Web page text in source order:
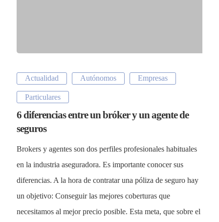
Actualidad Autónomos Empresas
Particulares
6 diferencias entre un bróker y un agente de
seguros
Brokers y agentes son dos perfiles profesionales habituales
en la industria aseguradora. Es importante conocer sus
diferencias. A la hora de contratar una póliza de seguro hay
un objetivo: Conseguir las mejores coberturas que
necesitamos al mejor precio posible. Esta meta, que sobre el